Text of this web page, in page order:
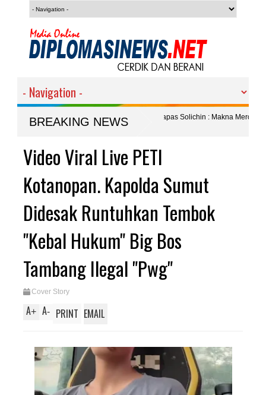
BREAKING NEWS
Sembako untuk Warga, Kalapas Solichin : Makna Merdeka Harus Peduli
Video Viral Live PETI
Kotanopan. Kapolda Sumut
Didesak Runtuhkan Tembok
"Kebal Hukum" Big Bos
Tambang Ilegal "Pwg"
Cover Story
A+ A- PRINT EMAIL